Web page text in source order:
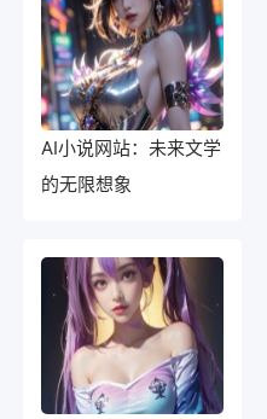
AI小说网站：未来文学
的无限想象